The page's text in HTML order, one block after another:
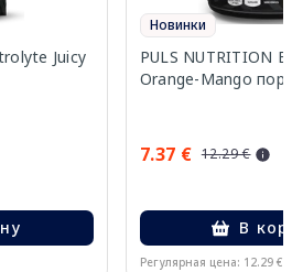
Juicy
Новинки
PULS NUTRITION
Orange-Mango
7.37 € 12.29 €
В
Регулярная цена: 12.29 €